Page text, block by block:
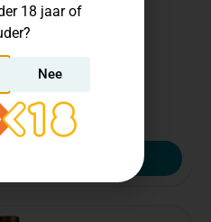
Sauvignon Bio
18 jaar of
Nee